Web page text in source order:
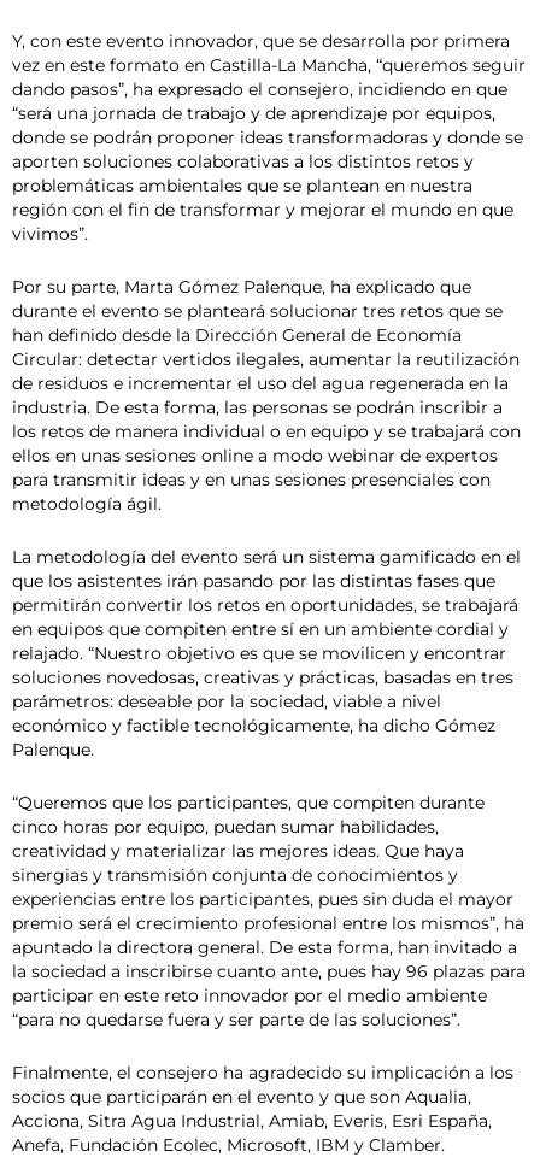
Y, con este evento innovador, que se desarrolla por primera
vez en este formato en Castilla-La Mancha, “queremos seguir
dando pasos”, ha expresado el consejero, incidiendo en que
“será una jornada de trabajo y de aprendizaje por equipos,
donde se podrán proponer ideas transformadoras y donde se
aporten soluciones colaborativas a los distintos retos y
problemáticas ambientales que se plantean en nuestra
región con el fin de transformar y mejorar el mundo en que
vivimos”.
Por su parte, Marta Gómez Palenque, ha explicado que
durante el evento se planteará solucionar tres retos que se
han definido desde la Dirección General de Economía
Circular: detectar vertidos ilegales, aumentar la reutilización
de residuos e incrementar el uso del agua regenerada en la
industria. De esta forma, las personas se podrán inscribir a
los retos de manera individual o en equipo y se trabajará con
ellos en unas sesiones online a modo webinar de expertos
para transmitir ideas y en unas sesiones presenciales con
metodología ágil.
La metodología del evento será un sistema gamificado en el
que los asistentes irán pasando por las distintas fases que
permitirán convertir los retos en oportunidades, se trabajará
en equipos que compiten entre sí en un ambiente cordial y
relajado. “Nuestro objetivo es que se movilicen y encontrar
soluciones novedosas, creativas y prácticas, basadas en tres
parámetros: deseable por la sociedad, viable a nivel
económico y factible tecnológicamente, ha dicho Gómez
Palenque.
“Queremos que los participantes, que compiten durante
cinco horas por equipo, puedan sumar habilidades,
creatividad y materializar las mejores ideas. Que haya
sinergias y transmisión conjunta de conocimientos y
experiencias entre los participantes, pues sin duda el mayor
premio será el crecimiento profesional entre los mismos”, ha
apuntado la directora general. De esta forma, han invitado a
la sociedad a inscribirse cuanto ante, pues hay 96 plazas para
participar en este reto innovador por el medio ambiente
“para no quedarse fuera y ser parte de las soluciones”.
Finalmente, el consejero ha agradecido su implicación a los
socios que participarán en el evento y que son Aqualia,
Acciona, Sitra Agua Industrial, Amiab, Everis, Esri España,
Anefa, Fundación Ecolec, Microsoft, IBM y Clamber.